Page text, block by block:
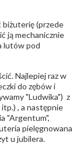
868 Kraków; NIP:
poniżej 3 lat
z białego złota
zawierają nikiel
biżuterię (przede
ją mechanicznie
lutów pod
Najlepiej raz w
do zębów i
"Ludwika") z
, a następnie
"Argentum",
pielęgnowana
u jubilera.